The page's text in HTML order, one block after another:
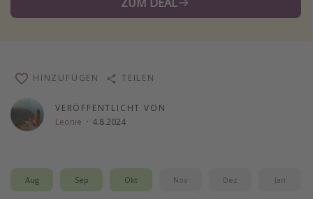
Disneyland Paris
Singlereisen
Strandurlaub
Gruppenreisen
Hotels in Amsterdam
Hotels am Achensee
VERÖFFENTLICHT VON
Leonie · 4.8.2024
HINZUFÜGEN TEILEN
Aug Sep Okt Nov Dez Jan